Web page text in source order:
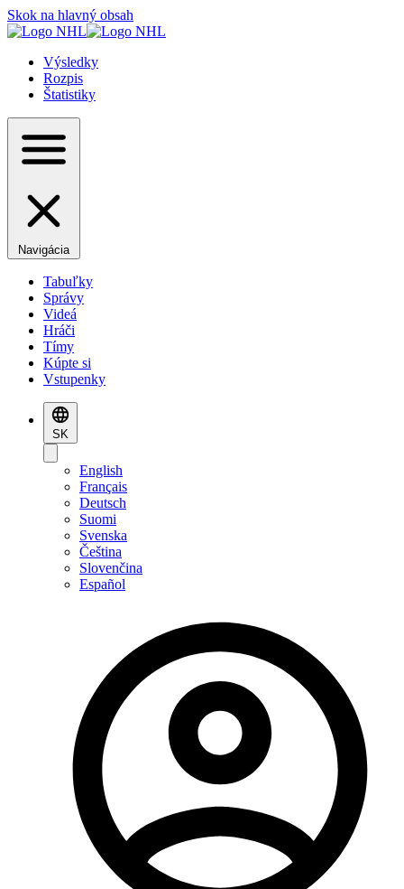
Skok na hlavný obsah
Výsledky
Rozpis
Štatistiky
Navigácia
Tabuľky
Správy
Videá
Hráči
Tímy
Kúpte si
Vstupenky
SK
English
Français
Deutsch
Suomi
Svenska
Čeština
Slovenčina
Español